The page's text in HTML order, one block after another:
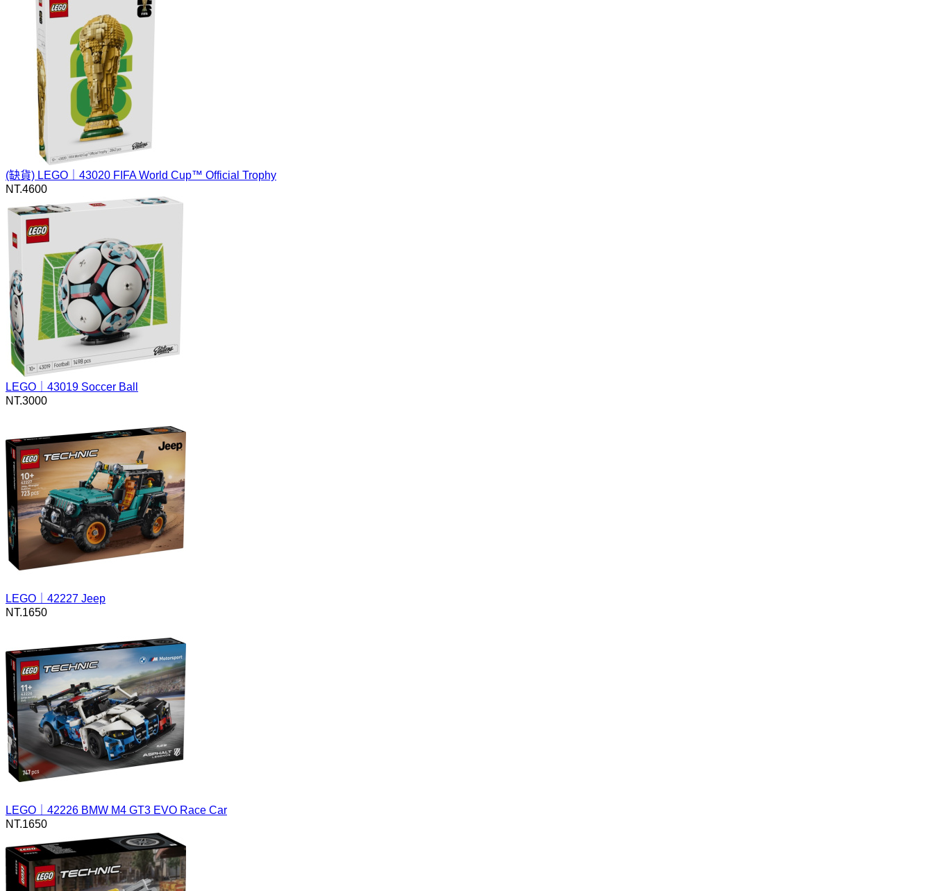
(缺貨) LEGO｜43020 FIFA World Cup™ Official Trophy
NT.4600
LEGO｜43019 Soccer Ball
NT.3000
LEGO｜42227 Jeep
NT.1650
LEGO｜42226 BMW M4 GT3 EVO Race Car
NT.1650